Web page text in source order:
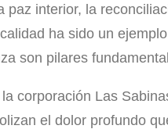
paz interior, la
ha sido un
son pilares
corporación Las
el dolor profundo